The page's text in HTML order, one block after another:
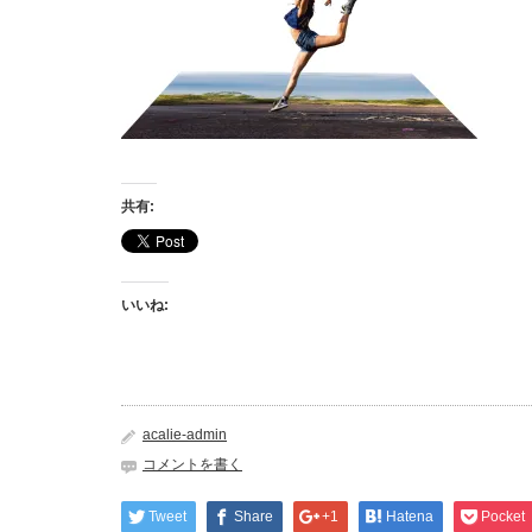
共有:
いいね:
acalie-admin
コメントを書く
Tweet Share +1 Hatena Pocket